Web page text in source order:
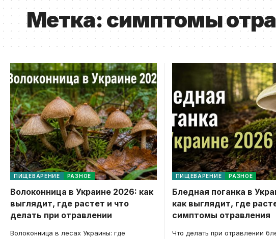
Метка:симптомы
ПИЩЕВАРЕНИЕ РАЗНОЕ
Волоконница в Украине 2026: как
выглядит, где растет и что
делать при отравлении
Волоконница в лесах Украины: где
ПИЩЕВАРЕНИЕ РАЗНОЕ
Бледная поганка в
как выглядит, где
симптомы отравления
Что делать при отравлении